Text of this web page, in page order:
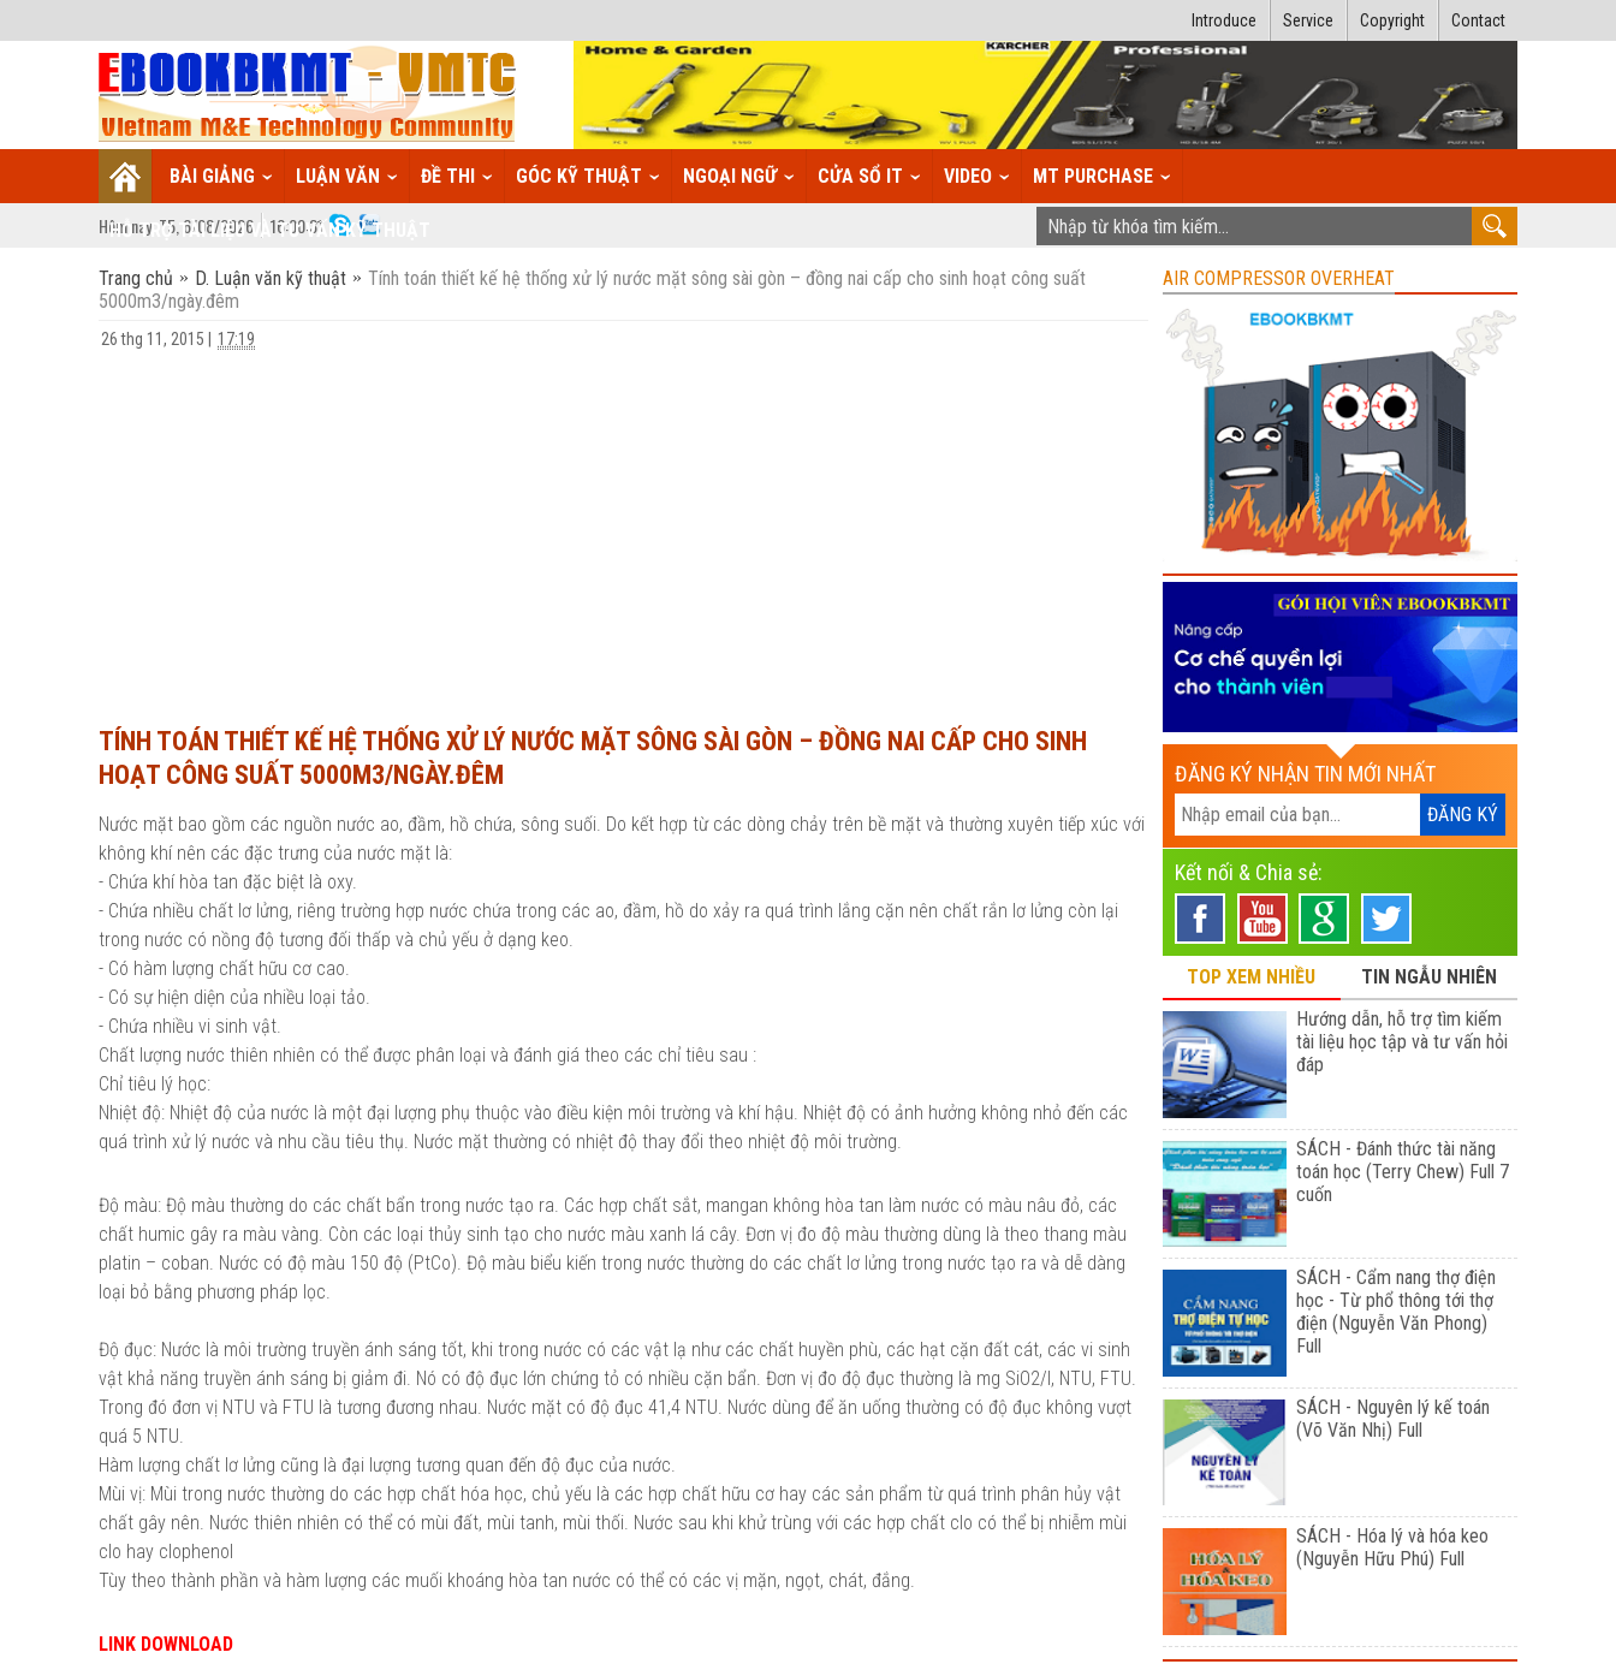
Contact
Copyright
Service
Introduce
BÀI GIẢNG LUẬN VĂN ĐỀ THI GÓC KỸ THUẬT NGOẠI NGỮ CỬA SỔ IT VIDEO MT PURCHASE
HỖ TRỢ TÀI LIỆU VÀ TƯ VẤN KỸ THUẬT
Hôm nay: T5, 6/08/2026 16:00:32
Trang chủ D. Luận văn kỹ thuật
Tính toán thiết kế hệ thống xử lý nước mặt sông sài gòn – đồng nai cấp cho sinh hoạt công suất
5000m3/ngày.đêm
26 thg 11, 2015 17:19
TÍNH TOÁN THIẾT KẾ HỆ THỐNG XỬ LÝ NƯỚC MẶT SÔNG SÀI GÒN – ĐỒNG NAI CẤP CHO SINH
HOẠT CÔNG SUẤT 5000M3/NGÀY.ĐÊM
Nước mặt bao gồm các nguồn nước ao, đầm, hồ chứa, sông suối. Do kết hợp từ các dòng chảy trên bề mặt và thường xuyên tiếp xúc với
không khí nên các đặc trưng của nước mặt là:
- Chứa khí hòa tan đặc biệt là oxy.
- Chứa nhiều chất lơ lửng, riêng trường hợp nước chứa trong các ao, đầm, hồ do xảy ra quá trình lắng cặn nên chất rắn lơ lửng còn lại
trong nước có nồng độ tương đối thấp và chủ yếu ở dạng keo.
- Có hàm lượng chất hữu cơ cao.
- Có sự hiện diện của nhiều loại tảo.
- Chứa nhiều vi sinh vật.
Chất lượng nước thiên nhiên có thể được phân loại và đánh giá theo các chỉ tiêu sau :
Chỉ tiêu lý học:
Nhiệt độ: Nhiệt độ của nước là một đại lượng phụ thuộc vào điều kiện môi trường và khí hậu. Nhiệt độ có ảnh hưởng không nhỏ đến các
quá trình xử lý nước và nhu cầu tiêu thụ. Nước mặt thường có nhiệt độ thay đổi theo nhiệt độ môi trường.
Độ màu: Độ màu thường do các chất bẩn trong nước tạo ra. Các hợp chất sắt, mangan không hòa tan làm nước có màu nâu đỏ, các
chất humic gây ra màu vàng. Còn các loại thủy sinh tạo cho nước màu xanh lá cây. Đơn vị đo độ màu thường dùng là theo thang màu
platin – coban. Nước có độ màu 150 độ (PtCo). Độ màu biểu kiến trong nước thường do các chất lơ lửng trong nước tạo ra và dễ dàng
loại bỏ bằng phương pháp lọc.
Độ đục: Nước là môi trường truyền ánh sáng tốt, khi trong nước có các vật lạ như các chất huyền phù, các hạt cặn đất cát, các vi sinh
vật khả năng truyền ánh sáng bị giảm đi. Nó có độ đục lớn chứng tỏ có nhiều cặn bẩn. Đơn vị đo độ đục thường là mg SiO2/l, NTU, FTU.
Trong đó đơn vị NTU và FTU là tương đương nhau. Nước mặt có độ đục 41,4 NTU. Nước dùng để ăn uống thường có độ đục không vượt
quá 5 NTU.
Hàm lượng chất lơ lửng cũng là đại lượng tương quan đến độ đục của nước.
Mùi vị: Mùi trong nước thường do các hợp chất hóa học, chủ yếu là các hợp chất hữu cơ hay các sản phẩm từ quá trình phân hủy vật
chất gây nên. Nước thiên nhiên có thể có mùi đất, mùi tanh, mùi thối. Nước sau khi khử trùng với các hợp chất clo có thể bị nhiễm mùi
clo hay clophenol
Tùy theo thành phần và hàm lượng các muối khoáng hòa tan nước có thể có các vị mặn, ngọt, chát, đắng.
LINK DOWNLOAD
AIR COMPRESSOR OVERHEAT
ĐĂNG KÝ NHẬN TIN MỚI NHẤT
Kết nối & Chia sẻ:
TOP XEM NHIỀU
TIN NGẪU NHIÊN
Hướng dẫn, hỗ trợ tìm kiếm
tài liệu học tập và tư vấn hỏi
đáp
SÁCH - Đánh thức tài năng
toán học (Terry Chew) Full 7
cuốn
SÁCH - Cẩm nang thợ điện
học - Từ phổ thông tới thợ
điện (Nguyễn Văn Phong)
Full
SÁCH - Nguyên lý kế toán
(Võ Văn Nhị) Full
SÁCH - Hóa lý và hóa keo
(Nguyễn Hữu Phú) Full